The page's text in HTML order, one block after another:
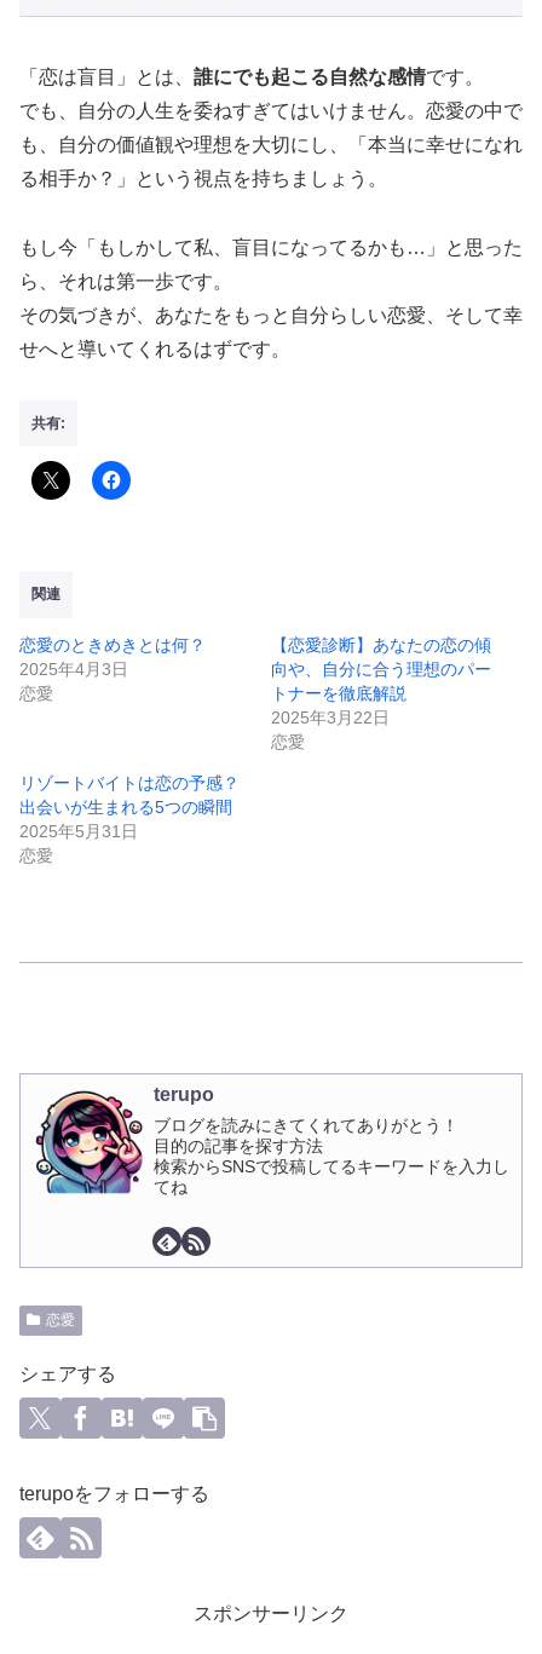
「恋は盲目」とは、 誰にでも起こる自然な感情です。
でも、自分の人生を委ねすぎてはいけません。恋愛の中で
も、自分の価値観や理想を大切にし、「本当に幸せになれ
る相手か？」という視点を持ちましょう。
もし今「もしかして私、盲目になってるかも…」と思った
ら、それは第一歩です。
その気づきが、あなたをもっと自分らしい恋愛、そして幸
せへと導いてくれるはずです。
共有:
関連
恋愛のときめきとは何？
2025年4月3日
恋愛
【恋愛診断】あなたの恋の傾
向や、自分に合う理想のパー
トナーを徹底解説
2025年3月22日
恋愛
リゾートバイトは恋の予感？
出会いが生まれる5つの瞬間
2025年5月31日
恋愛
terupo
ブログを読みにきてくれてありがとう！
目的の記事を探す方法
検索からSNSで投稿してるキーワードを入力し
てね
恋愛
シェアする
terupoをフォローする
スポンサーリンク